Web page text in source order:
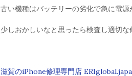
古い機種はバッテリーの劣化で急に電源
少しおかしいなと思ったら検査し適切
滋賀のiPhone修理専門店